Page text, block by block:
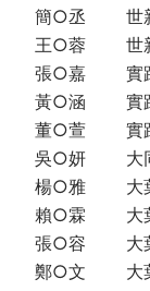
簡○丞 世
王○蓉 世
張○嘉 實
黃○涵 實
董○萱 實
吳○妍 大
楊○雅 大
賴○霖 大
張○容 大
鄭○文 大